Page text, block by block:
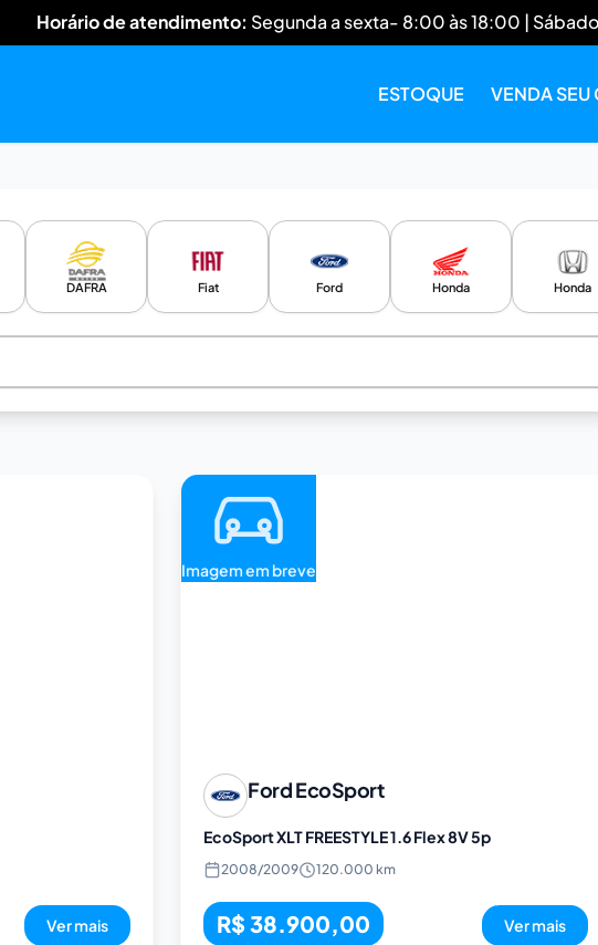
Horário de atendimento: Segunda a sexta- 8:00 às 18:00 |
ESTOQUE VENDA SEU
DAFRA Fiat Ford Honda Honda
Ver mais
Imagem em breve
FordEcoSport
EcoSport XLT FREESTYLE 1.6 Flex 8V 5p
2008/2009 120.000 km
R$ 38.900,00 Ver mais